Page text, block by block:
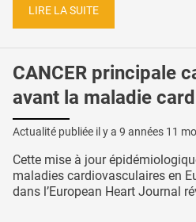
LIRE LA SUITE
CANCER principale
avant la maladie
Actualité publiée il y a 9 années 11
Cette mise à jour
maladies cardiovasculaires en
dans l’European Heart Journal